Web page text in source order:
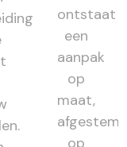
ontstaat
een
aanpak
op
maat,